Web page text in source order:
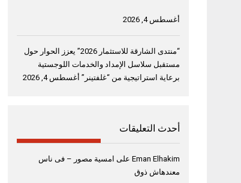
أغسطس 4, 2026
“منتدى الشارقة للاستثمار 2026” يعزز الحوار حول
مستقبل سلاسل الإمداد والخدمات اللوجستية
برعاية استراتيجية من “غلفتينر” أغسطس 4, 2026
أحدث التعليقات
Eman Elhakim على امسية مصور – فى ناس
معندهاش ذوق